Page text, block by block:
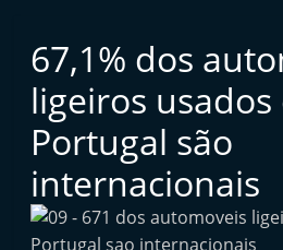
o
r
n
l
67,1% dos
ligeiros usados
Portugal são
internacionais